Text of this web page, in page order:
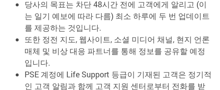
당사의 목표는 차단 48시간 전에 고객에게 알리고 (이
는 일기 예보에 따라 다름) 최소 하루에 두 번 업데이트
를 제공하는 것입니다.
또한 정전 지도, 웹사이트, 소셜 미디어 채널, 현지 언론
매체 및 비상 대응 파트너를 통해 정보를 공유할 예정
입니다.
PSE 계정에 Life Support 등급이 기재된 고객은 정기적
인 고객 알림과 함께 고객 지원 센터로부터 전화를 받